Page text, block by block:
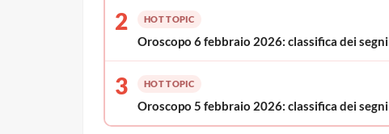
2 HOT TOPIC
Oroscopo 6 febbraio 2026: classifica dei
3 HOT TOPIC
Oroscopo 5 febbraio 2026: classifica dei